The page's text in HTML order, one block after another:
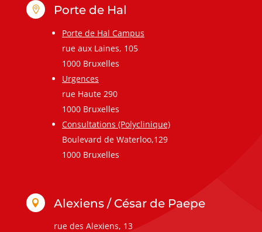
 Porte de Hal
Porte de Hal Campus
rue aux Laines, 105
1000 Bruxelles
Urgences
rue Haute 290
1000 Bruxelles
Consultations (Polyclinique)
Boulevard de Waterloo,129
1000 Bruxelles
 Alexiens / César de Paepe
rue des Alexiens, 13